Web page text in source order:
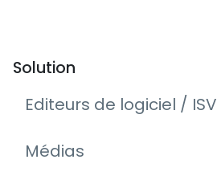
Solution
Editeurs de logiciel / ISV
Médias